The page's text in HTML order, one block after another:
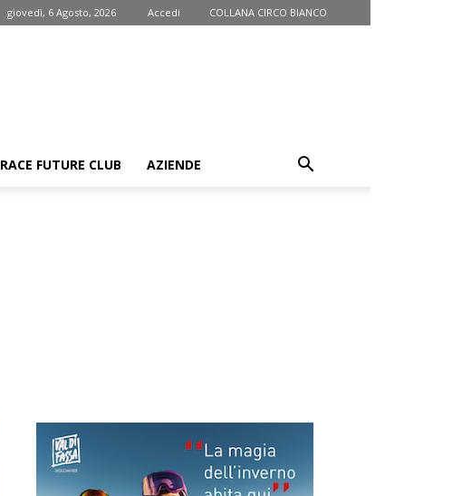
giovedì, 6 Agosto, 2026 Accedi COLLANA CIRCO BIANCO
RACE FUTURE CLUB AZIENDE